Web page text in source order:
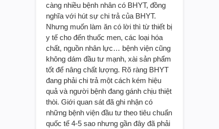
càng nhiều bệnh nhân có BHYT, đồng
nghĩa với hút sự chi trả của BHYT.
Nhưng muốn làm ăn có lời thì từ thiết bị
y tế cho đến thuốc men, các loại hóa
chất, nguồn nhân lực… bệnh viện cũng
không dám đầu tư mạnh, xài sản phẩm
tốt để nâng chất lượng. Rõ ràng BHYT
đang phải chi trả một cách kém hiệu
quả và người bệnh đang gánh chịu thiệt
thòi. Giới quan sát đã ghi nhận có
những bệnh viện đầu tư theo tiêu chuẩn
quốc tế 4-5 sao nhưng gần đây đã phải